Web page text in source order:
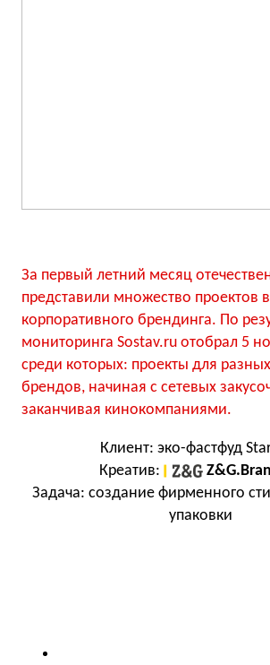
За первый летний месяц
представили множество проектов
корпоративного брендинга. По
мониторинга Sostav.ru отобрал 5
среди которых: проекты для разных
брендов, начиная с сетевых
заканчивая кинокомпаниями.
Клиент: эко-фастфуд
Креатив:
Задача: создание фирменного
упаковки